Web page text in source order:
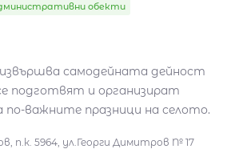
обекти
самодейната дейност
подготвят и организират
важните празници на селото.
п.к. 5964, ул.Георги Димитров № 17